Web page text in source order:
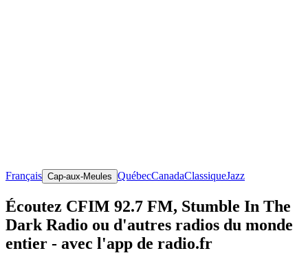
Français Cap-aux-Meules QuébecCanadaClassiqueJazz
Écoutez CFIM 92.7 FM, Stumble In The
Dark Radio ou d'autres radios du monde
entier - avec l'app de radio.fr